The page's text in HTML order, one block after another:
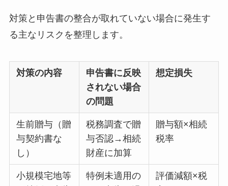
対策と申告書の整合が取れていない場合に発生す
る主なリスクを整理します。
対策の内容
申告書に反映
されない場合
の問題
想定損失
生前贈与（贈
与契約書な
し）
税務調査で贈
与否認→相続
財産に加算
贈与額×相続
税率
小規模宅地等
特例未適用の
評価減額×税